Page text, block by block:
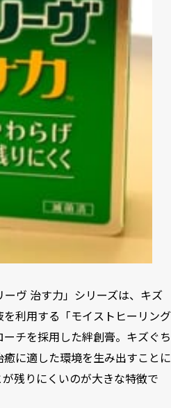
ヴ 治す力」シリーズは、キズ
利用する「モイストヒーリング
ーチを採用した絆創膏。キズぐち
に適した環境を生み出すことに
残りにくいのが大きな特徴で